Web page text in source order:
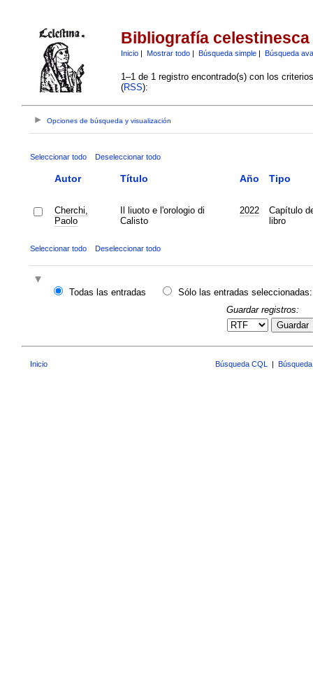
Bibliografía celestinesca
Inicio| Mostrar todo| Búsqueda simple| Búsqueda
1–1 de 1 registro encontrado(s) con los
(RSS):
Opciones de búsqueda y visualización
Seleccionar todo Deseleccionar todo
Autor Título Año Tipo
Cherchi,
Paolo
Il liuoto e l'orologio di
Calisto
2022
Capítulo
libro
Seleccionar todo Deseleccionar todo
Todas las entradas
Sólo las entradas seleccionadas:
Guardar registros:
Guardar
Inicio Búsqueda CQL